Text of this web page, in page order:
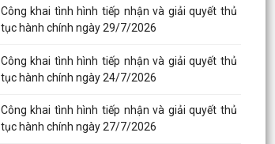
Công khai tình hình tiếp nhận và giải quyết thủ
tục hành chính ngày 29/7/2026
Công khai tình hình tiếp nhận và giải quyết thủ
tục hành chính ngày 24/7/2026
Công khai tình hình tiếp nhận và giải quyết thủ
tục hành chính ngày 27/7/2026